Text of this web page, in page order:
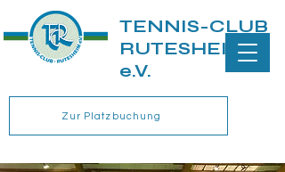
TENNIS-CLUB
RUTESHEIM
e.V.
Zur Platzbuchung